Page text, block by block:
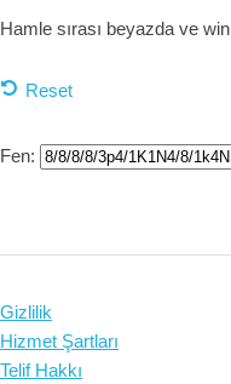
Hamle sırası beyazda ve win
Reset
Fen:
Gizlilik
Hizmet Şartları
Telif Hakkı